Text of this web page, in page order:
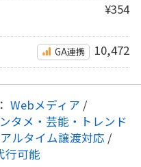
¥354
GA連携 10,472
Webメディア /
タメ・芸能・トレンド
ルタイム譲渡対応 /
行可能